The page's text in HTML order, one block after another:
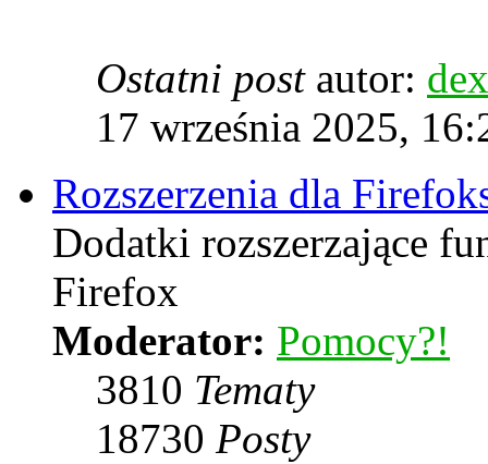
Ostatni postautor:
17 września 2025,
Rozszerzenia dla
Dodatki rozszerzające
Firefox
Moderator: Pomocy?!
3810 Tematy
18730 Posty